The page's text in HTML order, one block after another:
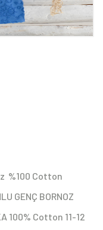
%100 Cotton
GENÇ BORNOZ
100% Cotton 11-12